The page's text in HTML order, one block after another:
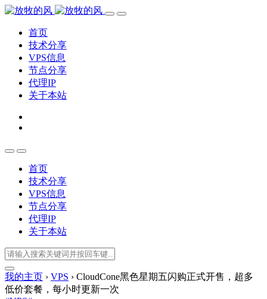
首页
技术分享
VPS信息
节点分享
代理IP
关于本站
首页
技术分享
VPS信息
节点分享
代理IP
关于本站
我的主页 › VPS › CloudCone黑色星期五闪购正式开售，超多
低价套餐，每小时更新一次